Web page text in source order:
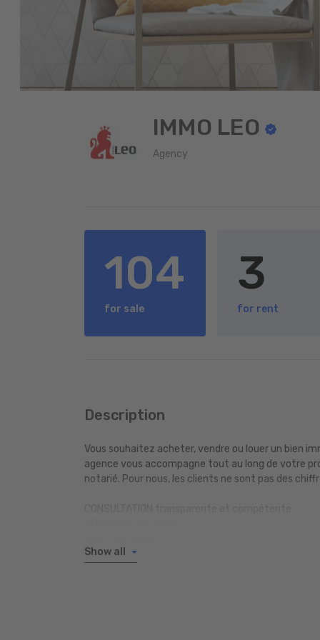
IMMO LEO
Agency
104
for sale
3
for rent
Description
Vous souhaitez acheter, vendre ou louer un bien
agence vous accompagne tout au long de votre
notarié. Pour nous, les clients ne sont pas des
DÉTERMINATION de la valeur de vente
Show all